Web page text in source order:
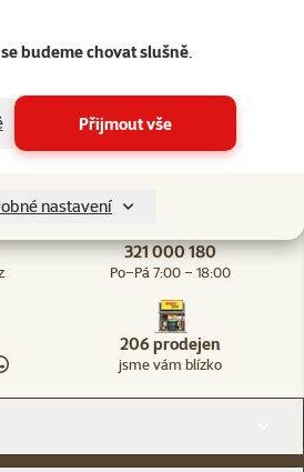
budeme chovat slušně.
Přijmout vše
nastavení
vám blízko
vám vždy poradí
Špičkové
321 000 180
Po–Pá 7:00 – 18:00
206 prodejen
jsme vám blízko